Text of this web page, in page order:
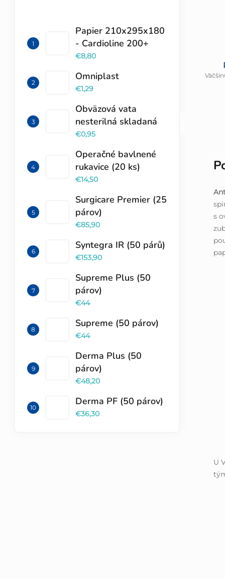
Papier 210x295x180
- Cardioline 200+
€8,80
Omniplast
€1,29
Obväzová vata
nesterilná skladaná
€0,95
Operačné bavlnené
rukavice (20 ks)
€14,50
Surgicare Premier (25
párov)
€85,90
Syntegra IR (50 párů)
€153,90
Supreme Plus (50
párov)
€44
Supreme (50 párov)
€44
Derma Plus (50
párov)
€48,20
Derma PF (50 párov)
€36,30
s
U